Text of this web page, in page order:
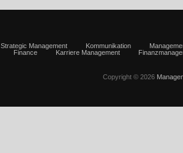
Strategic Management Kommunikation
Finance Karriere Management
Copyright © 2026